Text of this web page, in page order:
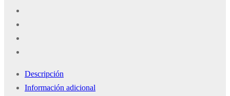
Descripción
Información adicional